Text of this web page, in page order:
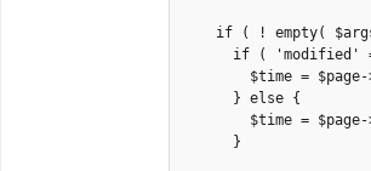
if ( ! empty(
if ( 'modified'
$time =
      } else {
$time =
      }